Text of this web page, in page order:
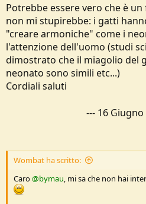
Potrebbe essere vero che è
non mi stupirebbe: i gatti
"creare armoniche" come i
l'attenzione dell'uomo (studi
dimostrato che il miagolio del
neonato sono simili etc...)
Cordiali saluti
--- 16 Giugno
Wombat ha scritto:
Caro@bymau , mi sa che non hai